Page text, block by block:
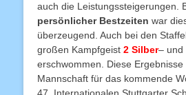
auch die Leistungssteigerungen.
persönlicher Bestzeiten war
überzeugend. Auch bei den
großen Kampfgeist 2 Silber– und
erschwommen. Diese
Mannschaft für das kommende